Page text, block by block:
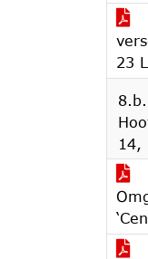
23
14,